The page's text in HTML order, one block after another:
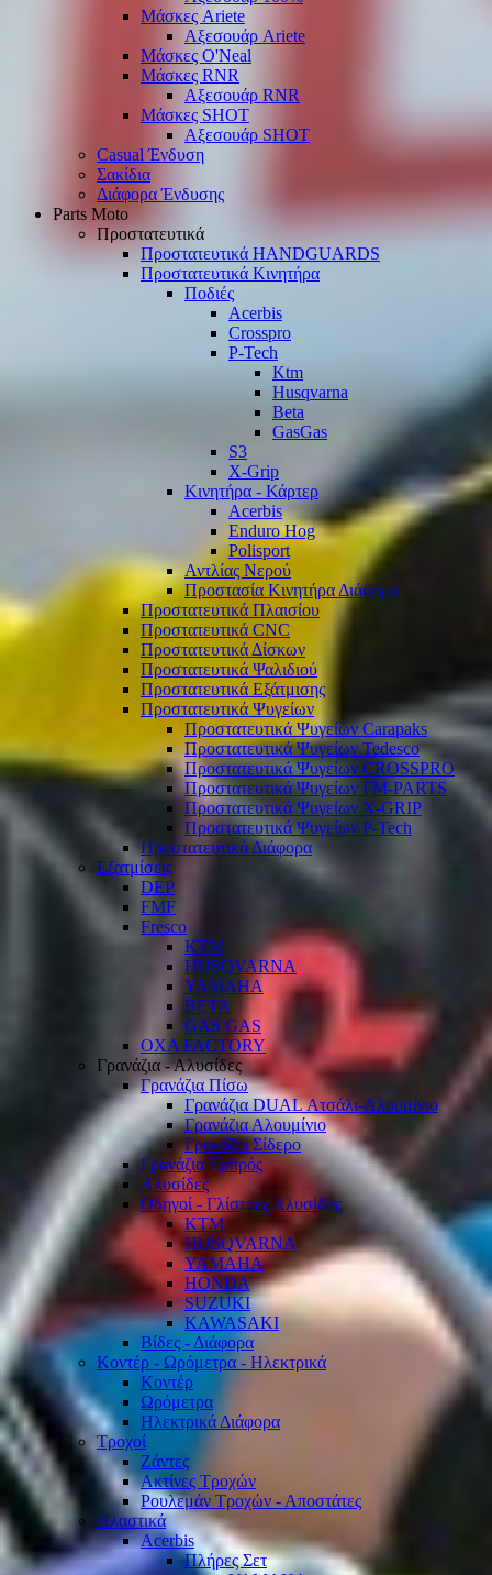
Μάσκες Ariete
Αξεσουάρ Ariete
Μάσκες O'Neal
Μάσκες RNR
Αξεσουάρ RNR
Μάσκες SHOT
Αξεσουάρ SHOT
Casual Ένδυση
Σακίδια
Διάφορα Ένδυσης
Parts Moto
Προστατευτικά
Προστατευτικά HANDGUARDS
Προστατευτικά Κινητήρα
Ποδιές
Acerbis
Crosspro
P-Tech
Ktm
Husqvarna
Beta
GasGas
S3
X-Grip
Κινητήρα - Κάρτερ
Acerbis
Enduro Hog
Polisport
Αντλίας Νερού
Προστασία Κινητήρα Διάφορα
Προστατευτικά Πλαισίου
Προστατευτικά CNC
Προστατευτικά Δίσκων
Προστατευτικά Ψαλιδιού
Προστατευτικά Εξάτμισης
Προστατευτικά Ψυγείων
Προστατευτικά Ψυγείων Carapaks
Προστατευτικά Ψυγείων Tedesco
Προστατευτικά Ψυγείων CROSSPRO
Προστατευτικά Ψυγείων FM-PARTS
Προστατευτικά Ψυγείων X-GRIP
Προστατευτικά Ψυγείων P-Tech
Προστατευτικά Διάφορα
Εξατμίσεις
DEP
FMF
Fresco
KTM
HUSQVARNA
YAMAHA
BETA
GAS GAS
OXA FACTORY
Γρανάζια - Αλυσίδες
Γρανάζια Πίσω
Γρανάζια DUAL Ατσάλι-Αλουμίνιο
Γρανάζια Αλουμίνιο
Γρανάζια Σίδερο
Γρανάζια Εμπρός
Αλυσίδες
Οδηγοί - Γλίστρες Αλυσίδας
KTM
HUSQVARNA
YAMAHA
HONDA
SUZUKI
KAWASAKI
Βίδες - Διάφορα
Κοντέρ - Ωρόμετρα - Ηλεκτρικά
Κοντέρ
Ωρόμετρα
Ηλεκτρικά Διάφορα
Τροχοί
Ζάντες
Ακτίνες Τροχών
Ρουλεμάν Τροχών - Αποστάτες
Πλαστικά
Acerbis
Πλήρες Σετ